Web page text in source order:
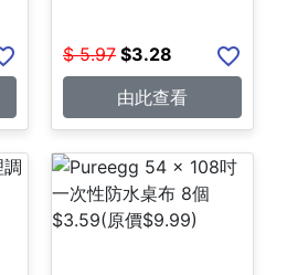
$ 5.97 $3.28
由此查看